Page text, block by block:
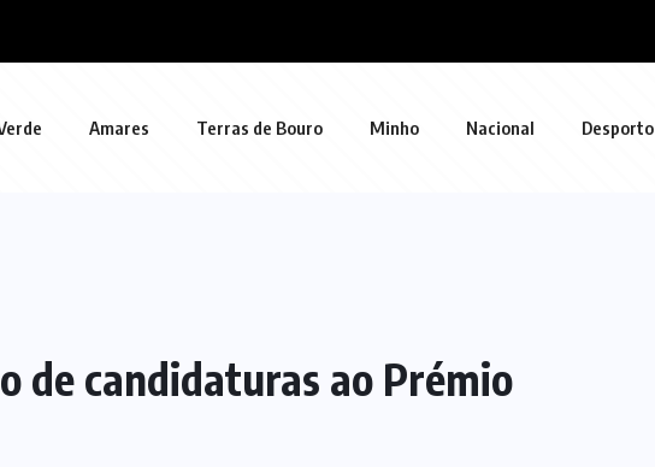
Amares Terras de Bouro Minho Nacional Desporto
de candidaturas ao Prémio